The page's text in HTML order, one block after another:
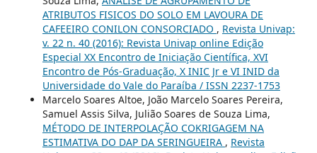
ATRIBUTOS FISICOS DO SOLO EM LAVOURA DE
CAFEEIRO CONILON CONSORCIADO , Revista Univap:
v. 22 n. 40 (2016): Revista Univap online Edição
Especial XX Encontro de Iniciação Científica, XVI
Encontro de Pós-Graduação, X INIC Jr e VI INID da
Universidade do Vale do Paraíba / ISSN 2237-1753
Marcelo Soares Altoe, João Marcelo Soares Pereira,
Samuel Assis Silva, Julião Soares de Souza Lima,
MÉTODO DE INTERPOLAÇÃO COKRIGAGEM NA
ESTIMATIVA DO DAP DA SERINGUEIRA , Revista